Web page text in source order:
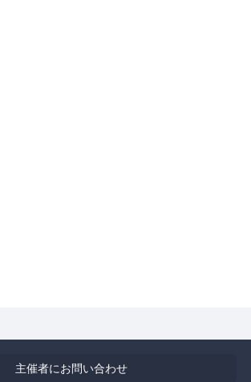
主催者にお問い合わせ